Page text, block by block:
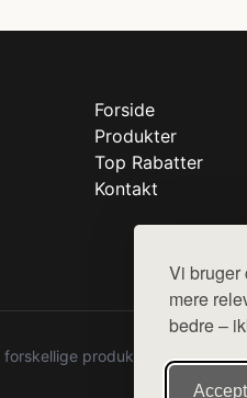
Vi bruger
mere
bedre –
Forside
Produkter
Top Rabatter
Kontakt
produkter fra diverse